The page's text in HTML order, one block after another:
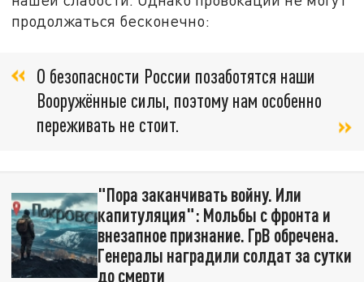
продолжаться бесконечно:
О безопасности России позаботятся наши
Вооружённые силы, поэтому нам особенно
переживать не стоит.
"Пора заканчивать войну. Или
капитуляция": Мольбы с фронта и
внезапное признание. ГрВ обречена.
Генералы наградили солдат за сутки
до смерти